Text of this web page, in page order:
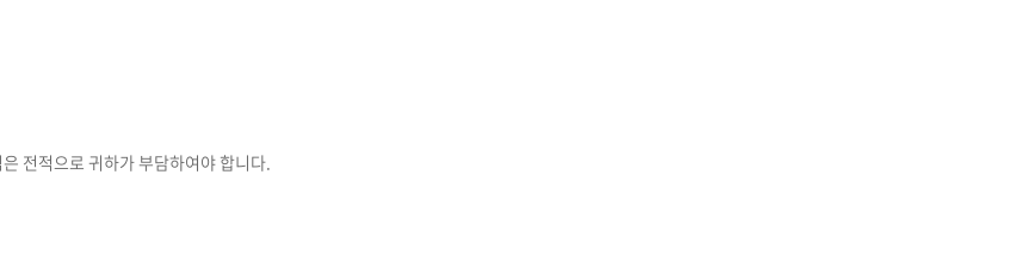
전적으로 귀하가 부담하여야 합니다.